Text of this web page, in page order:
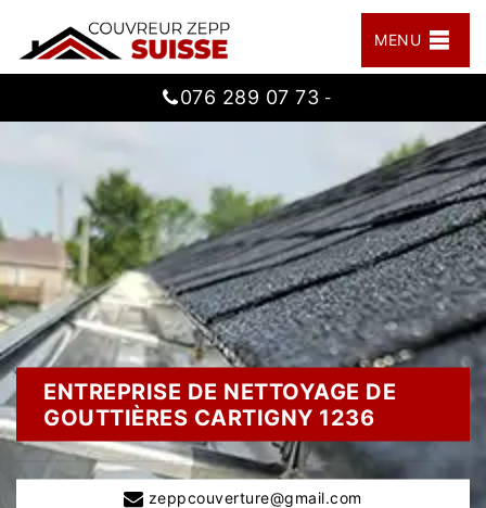
MENU
076 289 07 73 -
ENTREPRISE DE NETTOYAGE DE
GOUTTIÈRES CARTIGNY 1236
zeppcouverture@gmail.com